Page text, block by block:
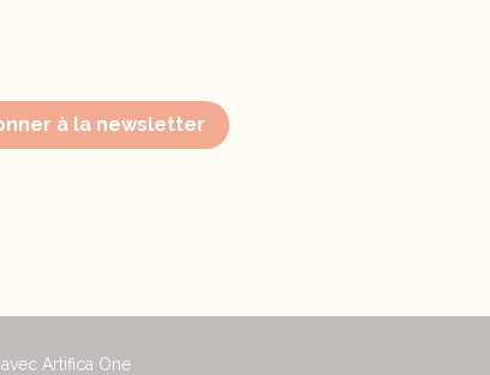
à la newsletter
Artifica One